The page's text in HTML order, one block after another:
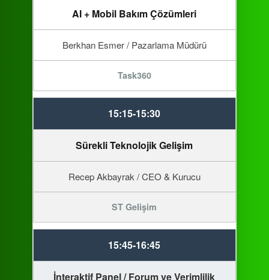
AI + Mobil Bakım Çözümleri
Berkhan Esmer / Pazarlama Müdürü
Task360
15:15-15:30
Sürekli Teknolojik Gelişim
Recep Akbayrak / CEO & Kurucu
ST Gelişim
15:45-16:45
İnteraktif Panel / Forum ve Verimlilik